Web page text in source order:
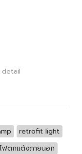
retrofit light
ฟตกแต้งภายนอก